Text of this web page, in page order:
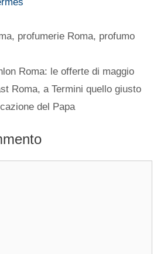
, profumerie Roma, profumo
Roma: le offerte di maggio
Roma, a Termini quello giusto
del Papa